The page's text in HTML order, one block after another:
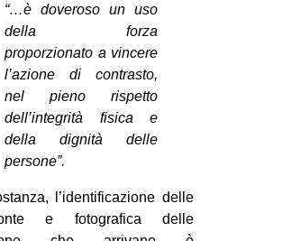
“…è doveroso un uso
della forza
proporzionato a vincere
l’azione di contrasto,
nel pieno rispetto
dell’integrità fisica e
della dignità delle
persone”.
l’identificazione delle
e fotografica delle